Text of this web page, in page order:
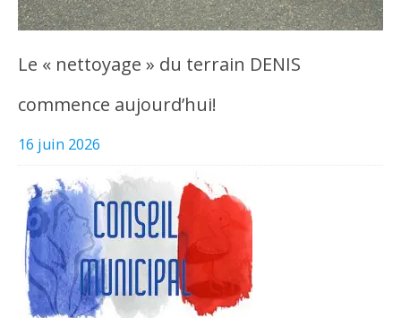
Le « nettoyage » du terrain DENIS
commence aujourd’hui!
16 juin 2026